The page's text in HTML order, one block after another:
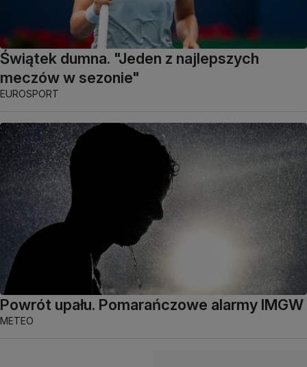
Świątek dumna. "Jeden z najlepszych
meczów w sezonie"
EUROSPORT
Powrót upału. Pomarańczowe alarmy IMGW
METEO